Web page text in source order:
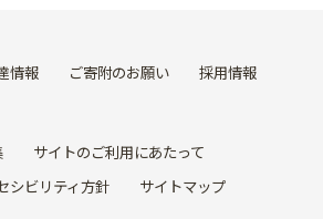
情報 ご寄附のお願い 採用情報
サイトのご利用にあたって
シビリティ方針
サイトマップ